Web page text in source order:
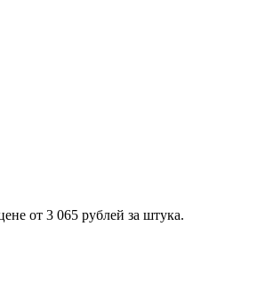
от 3 065 рублей за штука.